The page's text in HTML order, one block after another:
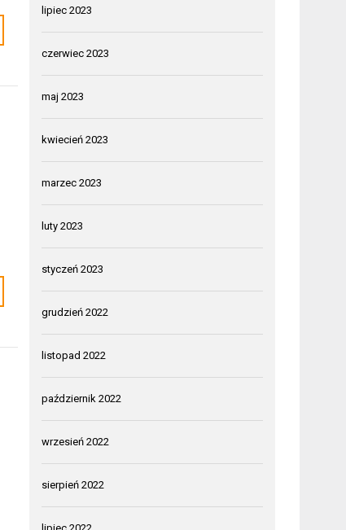
lipiec 2023
czerwiec 2023
maj 2023
kwiecień 2023
marzec 2023
luty 2023
styczeń 2023
grudzień 2022
listopad 2022
październik 2022
wrzesień 2022
sierpień 2022